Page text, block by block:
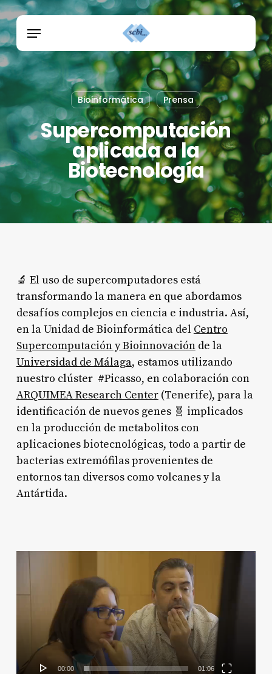
Skip
to
main
content
Menu
Bioinformática Prensa
Supercomputación
aplicada a la
Biotecnología
🔬 El uso de supercomputadores está
transformando la manera en que abordamos
desafíos complejos en ciencia e industria. Así,
en la Unidad de Bioinformática del Centro
Supercomputación y Bioinnovaciónde la
Universidad de Málaga, estamos utilizando
nuestro clúster #Picasso, en colaboración con
ARQUIMEA Research Center(Tenerife), para la
identificación de nuevos genes 🧬 implicados
en la producción de metabolitos con
aplicaciones biotecnológicas, todo a partir de
bacterias extremófilas provenientes de
entornos tan diversos como volcanes y la
Antártida.
Reproductor
vídeo
00:00 01:06
Menu